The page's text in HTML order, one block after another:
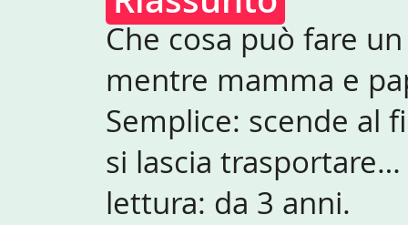
Che cosa può fare
mentre mamma e
Semplice: scende al
si lascia
lettura: da 3 anni.